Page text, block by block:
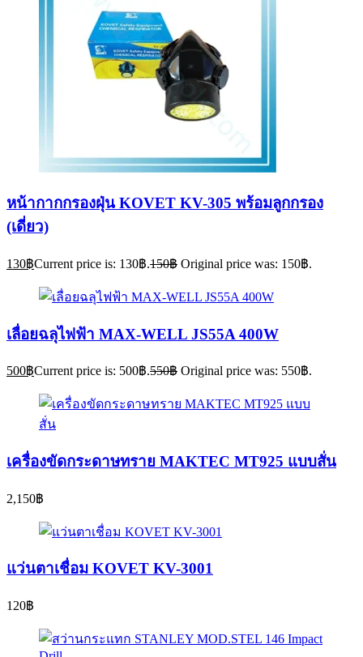
หน้ากากกรองฝุ่น KOVET KV-305 พร้อมลูกกรอง
(เดี่ยว)
130฿Current price is: 130฿.150฿ Original price was: 150฿.
เลื่อยฉลุไฟฟ้า MAX-WELL JS55A 400W
500฿Current price is: 500฿.550฿ Original price was: 550฿.
เครื่องขัดกระดาษทราย MAKTEC MT925 แบบสั่น
2,150฿
แว่นตาเชื่อม KOVET KV-3001
120฿